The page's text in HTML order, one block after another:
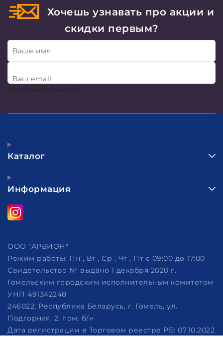
Хочешь узнавать про акции и
скидки первым?
Ваше имя
Ваш email
Хочу много скидок!
Каталог
Информация
ООО "АРВИОН"
Режим работы: Пн , Вт , Ср , Чт , Пт c 09:00 до 17:00
Свидетельство № выдано 1 декабря 2020 г.
Гомельским городским исполнительным комитетом
УНП 491342248
246022, Республика Беларусь, г. Гомель, ул.
Подгорная, 2, пом. б/н
Дата регистрации в Торговом реестре РБ: 07.10.2022